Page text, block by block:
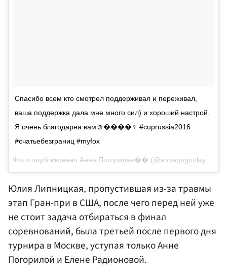
Спасибо всем кто смотрел поддерживал и переживал,
ваша поддержка дала мне много сил) и хороший настрой.
Я очень благодарна вам☺️����‍♀️ #cuprussia2016
#счатьебезграниц #myfox
Фото опубликовано Анна Погорилая�� (@annapogorilaya)
Юлия Липницкая, пропустившая из-за травмы
этап Гран-при в США, после чего перед ней уже
не стоит задача отбираться в финал
соревнований, была третьей после первого дня
турнира в Москве, уступая только Анне
Погорилой и Елене Радионовой.